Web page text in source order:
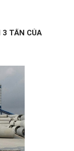
3 TẤN CỦA